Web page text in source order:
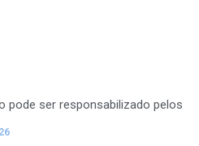
pode ser responsabilizado pelos